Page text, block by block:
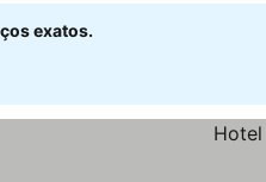
exatos.